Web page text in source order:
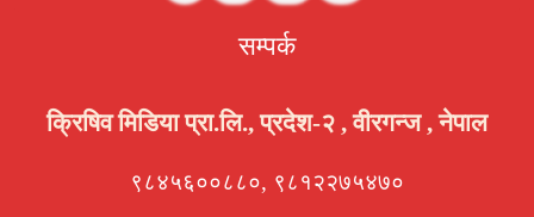
सम्पर्क
क्रिषिव मिडिया प्रा.लि., प्रदेश-२ , वीरगन्ज , नेपाल
९८४५६००८८०, ९८१२२७५४७०